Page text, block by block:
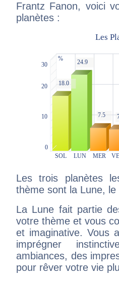
Frantz Fanon, voici
planètes :
Les trois planètes
thème sont la Lune,
La Lune fait partie
votre thème et vous
et imaginative. Vous
imprégner
ambiances, des
pour rêver votre vie